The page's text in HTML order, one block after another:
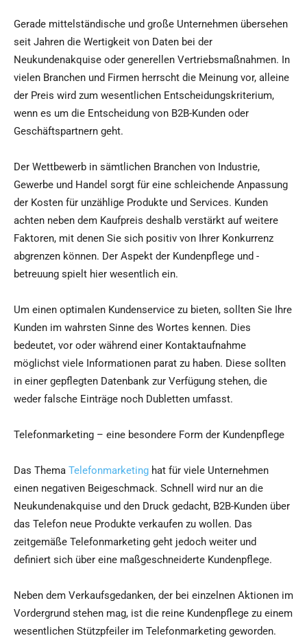
Gerade mittelständische und große Unternehmen übersehen
seit Jahren die Wertigkeit von Daten bei der
Neukundenakquise oder generellen Vertriebsmaßnahmen. In
vielen Branchen und Firmen herrscht die Meinung vor, alleine
der Preis wird zum wesentlichen Entscheidungskriterium,
wenn es um die Entscheidung von B2B-Kunden oder
Geschäftspartnern geht.
Der Wettbewerb in sämtlichen Branchen von Industrie,
Gewerbe und Handel sorgt für eine schleichende Anpassung
der Kosten für unzählige Produkte und Services. Kunden
achten neben dem Kaufpreis deshalb verstärkt auf weitere
Faktoren, mit denen Sie sich positiv von Ihrer Konkurrenz
abgrenzen können. Der Aspekt der Kundenpflege und -
betreuung spielt hier wesentlich ein.
Um einen optimalen Kundenservice zu bieten, sollten Sie Ihre
Kunden im wahrsten Sinne des Wortes kennen. Dies
bedeutet, vor oder während einer Kontaktaufnahme
möglichst viele Informationen parat zu haben. Diese sollten
in einer gepflegten Datenbank zur Verfügung stehen, die
weder falsche Einträge noch Dubletten umfasst.
Telefonmarketing – eine besondere Form der Kundenpflege
Das Thema Telefonmarketing hat für viele Unternehmen
einen negativen Beigeschmack. Schnell wird nur an die
Neukundenakquise und den Druck gedacht, B2B-Kunden über
das Telefon neue Produkte verkaufen zu wollen. Das
zeitgemäße Telefonmarketing geht jedoch weiter und
definiert sich über eine maßgeschneiderte Kundenpflege.
Neben dem Verkaufsgedanken, der bei einzelnen Aktionen im
Vordergrund stehen mag, ist die reine Kundenpflege zu einem
wesentlichen Stützpfeiler im Telefonmarketing geworden.